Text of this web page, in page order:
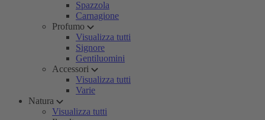
Spazzola
Carnagione
Profumo
Visualizza tutti
Signore
Gentiluomini
Accessori
Visualizza tutti
Varie
Natura
Visualizza tutti